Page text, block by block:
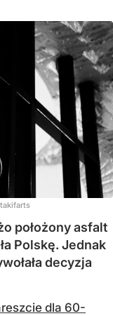
położony asfalt
Polskę. Jednak
decyzja
dla 60-